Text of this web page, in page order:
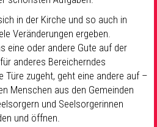
in der Kirche und so auch in
Veränderungen ergeben.
eine oder andere Gute auf der
anderes Bereicherndes
Türe zugeht, geht eine andere auf –
Menschen aus den Gemeinden
und Seelsorgerinnen
und öffnen.